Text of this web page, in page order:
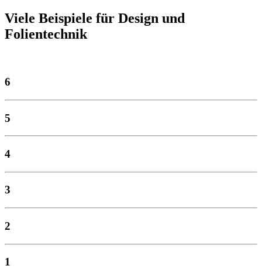
Viele Beispiele für Design und
Folientechnik
6
5
4
3
2
1